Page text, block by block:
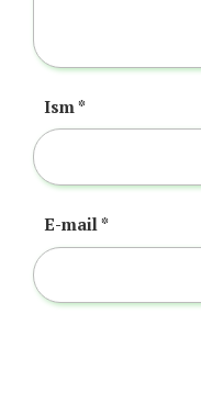
Ism *
E-mail *